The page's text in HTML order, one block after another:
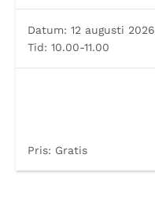
Datum: 12 augusti 2026
Tid: 10.00-11.00
Pris: Gratis